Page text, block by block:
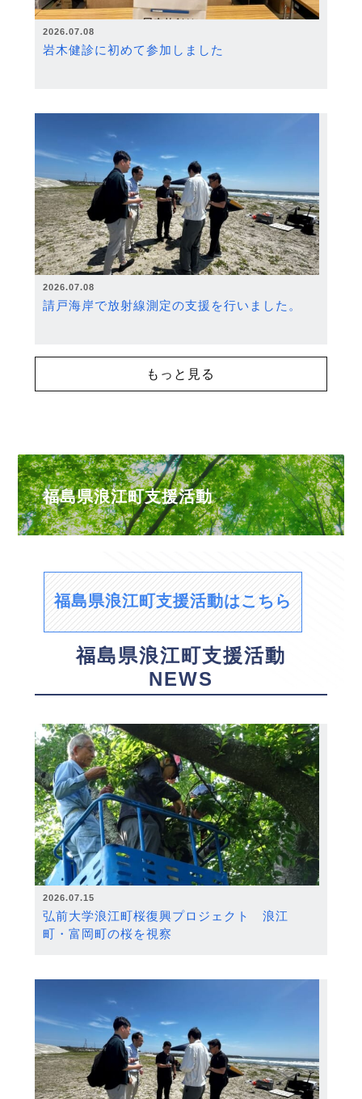
2026.07.08
岩木健診に初めて参加しました
2026.07.08
請戸海岸で放射線測定の支援を行いました。
もっと見る
福島県浪江町支援活動
福島県浪江町支援活動はこちら
福島県浪江町支援活動
NEWS
2026.07.15
弘前大学浪江町桜復興プロジェクト 浪江
町・富岡町の桜を視察